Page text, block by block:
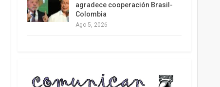
agradece cooperación Brasil-
Colombia
Ago 5, 2026